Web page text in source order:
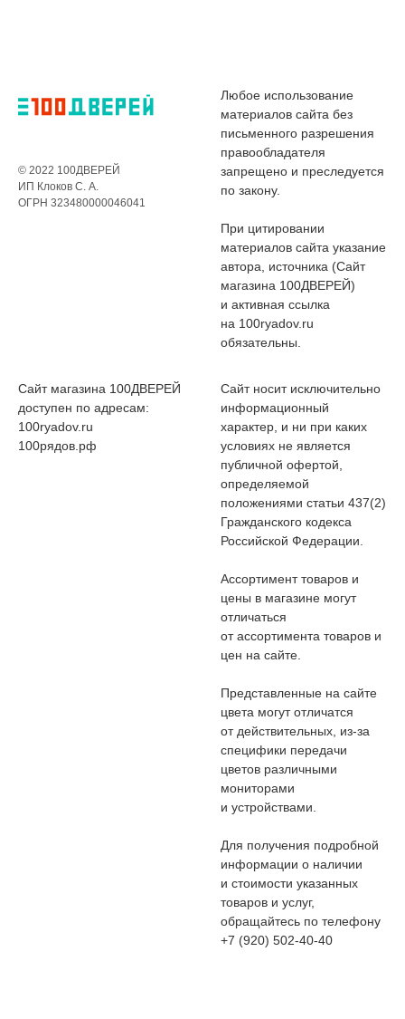
© 2022 100ДВЕРЕЙ
ИП Клоков С. А.
ОГРН 323480000046041
Любое использование
материалов сайта без
письменного разрешения
правообладателя
запрещено и преследуется
по закону.
При цитировании
материалов сайта указание
автора, источника (Сайт
магазина 100ДВЕРЕЙ)
и активная ссылка
на 100ryadov.ru
обязательны.
Сайт магазина 100ДВЕРЕЙ
доступен по адресам:
100ryadov.ru
100рядов.рф
Сайт носит исключительно
информационный
характер, и ни при каких
условиях не является
публичной офертой,
определяемой
положениями статьи 437(2)
Гражданского кодекса
Российской Федерации.
Ассортимент товаров и
цены в магазине могут
отличаться
от ассортимента товаров и
цен на сайте.
Представленные на сайте
цвета могут отличатся
от действительных, из-за
специфики передачи
цветов различными
мониторами
и устройствами.
Для получения подробной
информации о наличии
и стоимости указанных
товаров и услуг,
обращайтесь по телефону
+7 (920) 502-40-40